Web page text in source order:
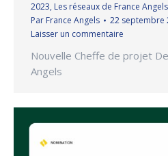
2023, Les réseaux de France Angels
Par France Angels
22 septembre
Laisser un commentaire
Nouvelle Cheffe de projet
Angels